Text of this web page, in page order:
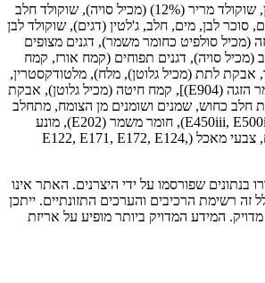
שמנת מתוקה 42% שומן, שוקולד מריר (12%) (מכיל סויה), שוקולד חלב
סוכר לבן, מים, חלב, ג'לטין (דגים), שוקולד לבן
(מכיל סולפיט כחומר משמר), דגנים מצופים
(מכיל סויה), דגנים תפוחים (קמח אורז, קמח
אבקת לתת (מכיל גלוטן), מלח), מלטודקסטרין,
חומר מעבה (E414), חומר הזגה (E904)], קמח חיטה (מכיל גלוטן), אבקת
חלב כחוש, שמנים ושומנים מן הצומח, מתחלב
(E471), אבקת אפייה (E450iii, E500ii), חומר משמר (E202), מונע
הקצפה (E900), אנזימים, צבעי מאכל (E122, E171, E172, E124,
בנתונים שפורסמו על ידי היצרנים. האתר אינו
זה רשימת הרכיבים והערכים התזונתיים. ייתכן
המידע המדויק ביותר מופיע על אריזת